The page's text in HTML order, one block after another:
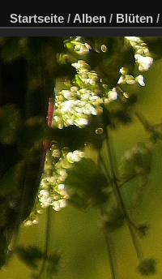
Startseite / Alben / Blüten /